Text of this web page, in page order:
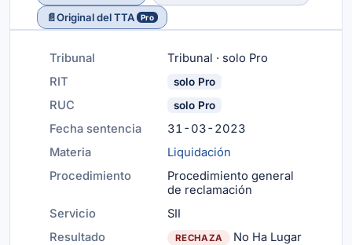
📄Original del TTA Pro
Tribunal
Tribunal · solo Pro
RIT
solo Pro
RUC solo Pro
Fecha sentencia
31-03-2023
Materia
Liquidación
Procedimiento
Procedimiento general
de reclamación
Servicio
SII
Resultado
RECHAZA No Ha Lugar